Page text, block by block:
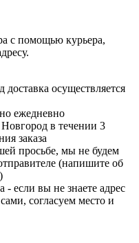
с помощью курьера,
осуществляется
ежедневно
в течении 3
заказа
просьбе, мы не будем
(напишите об
- если вы не знаете адрес
согласуем место и